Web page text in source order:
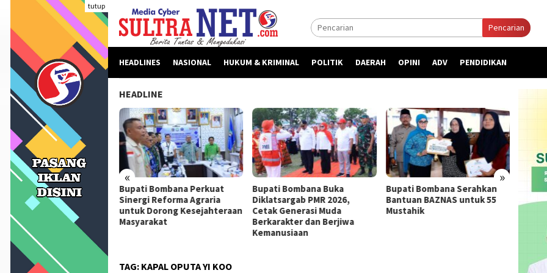
konten
tutup
Pencarian
HEADLINES NASIONAL HUKUM & KRIMINAL POLITIK DAERAH OPINI ADV PENDIDIKAN
HEADLINE
« »
Dinilai Fitnah,
Bombana Tempuh
Dewan Pers Sebelum
Hukum
Bupati Bombana Perkuat
Sinergi Reforma Agraria
untuk Dorong Kesejahteraan
Masyarakat
Bupati Bombana Buka
Diklatsargab PMR 2026,
Cetak Generasi Muda
Berkarakter dan Berjiwa
Kemanusiaan
Bupati Bombana Serahkan
Bantuan BAZNAS untuk 55
Mustahik
TAG: KAPAL OPUTA YI KOO